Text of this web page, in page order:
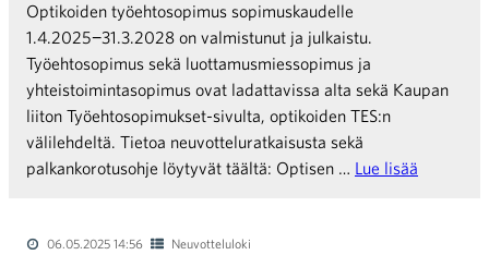
Optikoiden työehtosopimus sopimuskaudelle
1.4.2025−31.3.2028 on valmistunut ja julkaistu.
Työehtosopimus sekä luottamusmiessopimus ja
yhteistoimintasopimus ovat ladattavissa alta sekä Kaupan
liiton Työehtosopimukset-sivulta, optikoiden TES:n
välilehdeltä. Tietoa neuvotteluratkaisusta sekä
palkankorotusohje löytyvät täältä: Optisen … Lue lisää
06.05.2025 14:56 Neuvotteluloki